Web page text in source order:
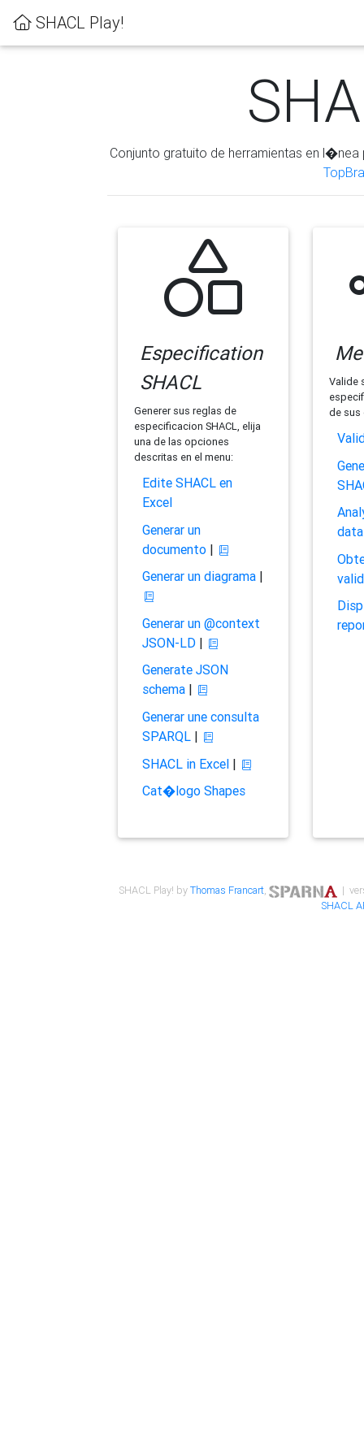
SHACL Play!
Conjunto gratuito de herramientas en
Especification
SHACL
Generer sus reglas de
especificacion SHACL, elija
una de las opciones
descritas en el menu:
Edite SHACL en
Excel
Generar un
documento|
Generar un diagrama|
Generar un @context
JSON-LD|
Generate JSON
schema|
Generar une consulta
SPARQL|
SHACL in Excel|
Cat�logo Shapes
Valide
de sus
SHACL Play! byThomas Francart,
|
SHACL